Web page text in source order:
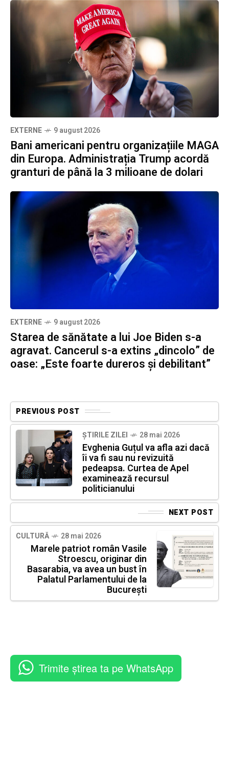
EXTERNE 9 august 2026
Bani americani pentru organizațiile MAGA
din Europa. Administrația Trump acordă
granturi de până la 3 milioane de dolari
EXTERNE 9 august 2026
Starea de sănătate a lui Joe Biden s-a
agravat. Cancerul s-a extins „dincolo” de
oase: „Este foarte dureros și debilitant”
PREVIOUS POST
ȘTIRILE ZILEI 28 mai 2026
Evghenia Guțul va afla azi dacă
îi va fi sau nu revizuită
pedeapsa. Curtea de Apel
examinează recursul
politicianului
NEXT POST
CULTURĂ 28 mai 2026
Marele patriot român Vasile
Stroescu, originar din
Basarabia, va avea un bust în
Palatul Parlamentului de la
București
Trimite știrea ta pe WhatsApp